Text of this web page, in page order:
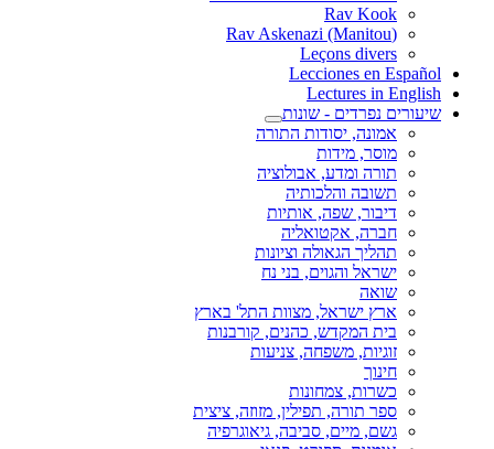
Rav Kook
(Rav Askenazi (Manitou
Leçons divers
Lecciones en Español
Lectures in English
שיעורים נפרדים - שונות
אמונה, יסודות התורה
מוסר, מידות
תורה ומדע, אבולוציה
תשובה והלכותיה
דיבור, שפה, אותיות
חברה, אקטואליה
תהליך הגאולה וציונות
ישראל והגוים, בני נח
שואה
ארץ ישראל, מצוות התל' בארץ
בית המקדש, כהנים, קורבנות
זוגיות, משפחה, צניעות
חינוך
כשרות, צמחונות
ספר תורה, תפילין, מזוזה, ציצית
גשם, מיים, סביבה, גיאוגרפיה